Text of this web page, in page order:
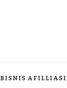
BISNIS AFILLIASI